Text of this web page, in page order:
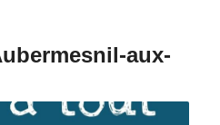
aux-